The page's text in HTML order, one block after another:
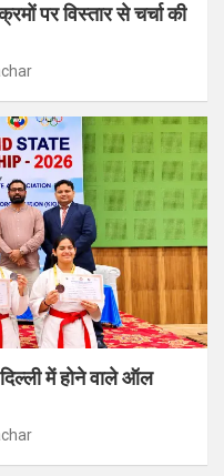
पर विस्तार से चर्चा की
में होने वाले ऑल